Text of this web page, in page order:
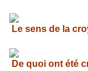
Le sens de la
De quoi ont été